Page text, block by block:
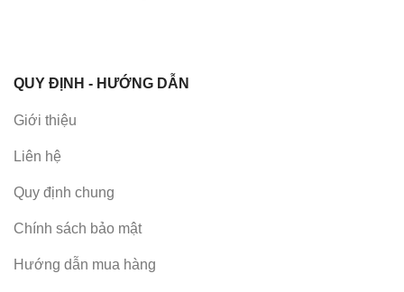
QUY ĐỊNH - HƯỚNG DẪN
Giới thiệu
Liên hệ
Quy định chung
Chính sách bảo mật
Hướng dẫn mua hàng